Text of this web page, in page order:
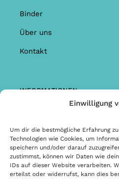
Einwilligung
Um dir die bestmögliche Erfahrung
Technologien wie Cookies, um
speichern und/oder darauf
zustimmst, können wir Daten wie
IDs auf dieser Website verarbeiten.
erteilst oder widerrufst, kann dies
Binder
Über uns
Kontakt
INFORMATIONEN
Garantie & Reklamationen
Allgemeine Bedingungen &
Allgemeine Bedingungen &